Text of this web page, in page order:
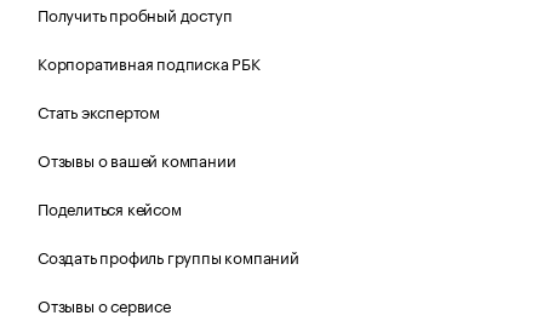
Получить пробный доступ
Корпоративная подписка РБК
Стать экспертом
Отзывы о вашей компании
Поделиться кейсом
Создать профиль группы компаний
Отзывы о сервисе